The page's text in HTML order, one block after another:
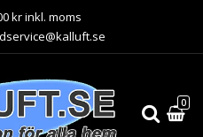
kr inkl. moms
0